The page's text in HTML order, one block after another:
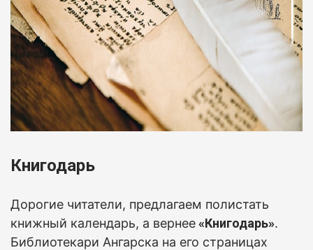
Книгодарь
Дорогие читатели, предлагаем полистать
книжный календарь, а вернее«Книгодарь».
Библиотекари Ангарска на его страницах